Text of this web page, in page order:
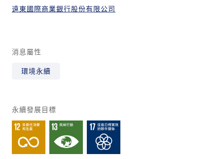
遠東國際商業銀行股份有限公司
消息屬性
環境永續
永續發展目標